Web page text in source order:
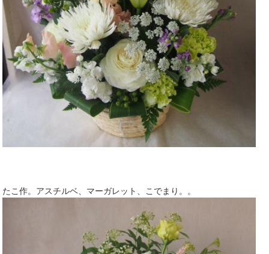
たこ作。アスチルベ、マーガレット、こでまり。。